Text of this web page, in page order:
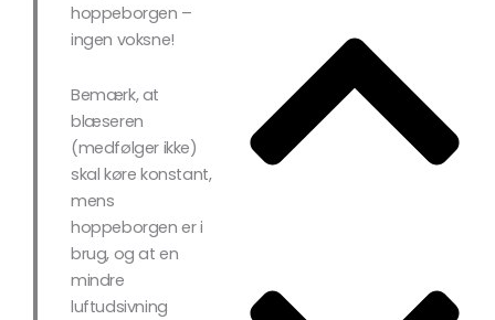
hoppeborgen –
ingen voksne!
Bemærk, at
blæseren
(medfølger ikke)
skal køre konstant,
mens
hoppeborgen er i
brug, og at en
mindre
luftudsivning